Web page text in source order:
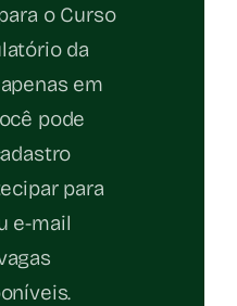
o Curso
da
em
pode
para
e-mail